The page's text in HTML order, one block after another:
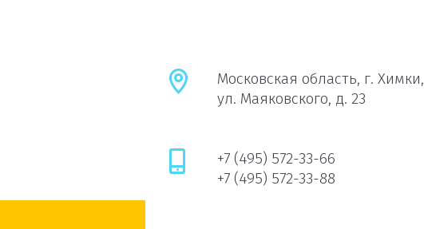
Московская область, г. Химки,
ул. Маяковского, д. 23
+7 (495) 572-33-66
+7 (495) 572-33-88